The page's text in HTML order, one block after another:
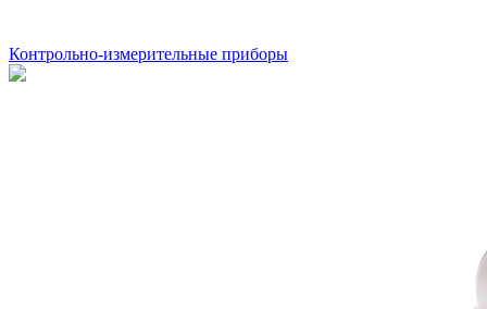
Контрольно-измерительные приборы